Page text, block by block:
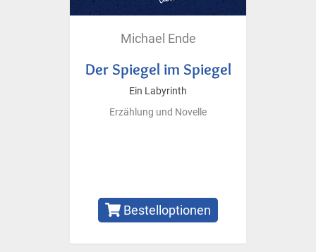
Michael Ende
Der Spiegel im Spiegel
Ein Labyrinth
Erzählung und Novelle
Bestelloptionen